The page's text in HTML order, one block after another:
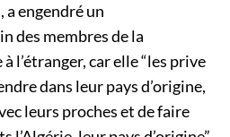
engendré un
des membres de la
l’étranger, car elle “les prive
dans leur pays d’origine,
leurs proches et de faire